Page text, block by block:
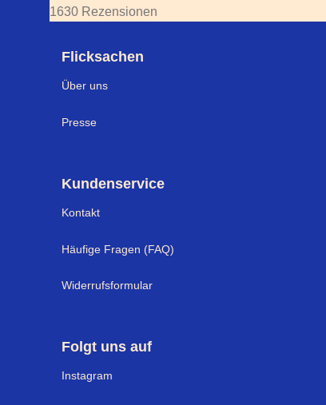
1630 Rezensionen
Flicksachen
Über uns
Presse
Kundenservice
Kontakt
Häufige Fragen (FAQ)
Widerrufsformular
Folgt uns auf
Instagram